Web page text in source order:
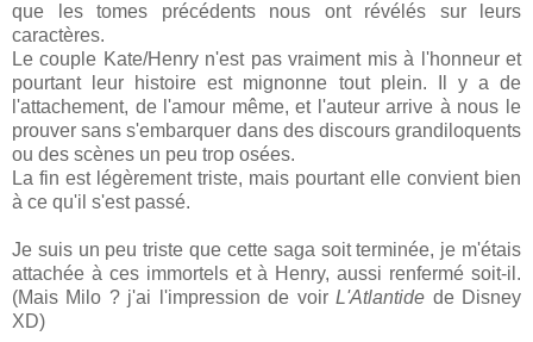
que les tomes précédents nous ont révélés sur leurs
caractères.
Le couple Kate/Henry n'est pas vraiment mis à l'honneur et
pourtant leur histoire est mignonne tout plein. Il y a de
l'attachement, de l'amour même, et l'auteur arrive à nous le
prouver sans s'embarquer dans des discours grandiloquents
ou des scènes un peu trop osées.
La fin est légèrement triste, mais pourtant elle convient bien
à ce qu'il s'est passé.
Je suis un peu triste que cette saga soit terminée, je m'étais
attachée à ces immortels et à Henry, aussi renfermé soit-il.
(Mais Milo ? j'ai l'impression de voirL'Atlantide de Disney
XD)